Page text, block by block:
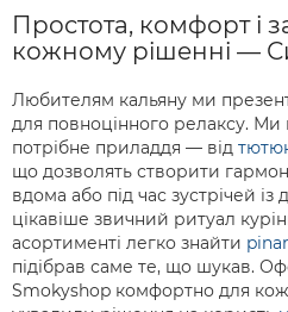
Простота, комфорт і
кожному рішенні —
Любителям кальяну ми
для повноцінного релаксу. Ми
потрібне приладдя — від
що дозволять створити
вдома або під час зустрічей
цікавіше звичний ритуал
асортименті легко знайти
підібрав саме те, що шукав.
Smokyshop комфортно для